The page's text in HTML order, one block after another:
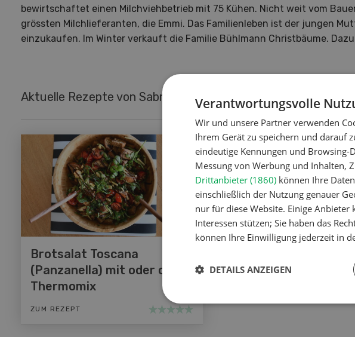
bewirtschaftet einen Milchviehbetrieb mit 75 Kühen. Nicht weit vom
grössten Milchlieferanten, die Emmi. Das Familienleben ist der jungen
einzukaufen. Im Winter verkauft die Familie Bühlmann Christbäume.
Aktuelle Rezepte von Sabrina Bühlmann
Brotsalat Toscana
(Panzanella) mit oder ohne
Thermomix
ZUM REZEPT
Verantwortungsvolle
Wir und unsere Partner verwenden
Ihrem Gerät zu speichern und darauf
eindeutige Kennungen und
Messung von Werbung und Inhalten,
Drittanbieter (1860) können Ihre
einschließlich der Nutzung genauer
nur für diese Website. Einige
Interessen stützen; Sie haben das
können Ihre Einwilligung jederzeit in
DETAILS ANZEIGEN